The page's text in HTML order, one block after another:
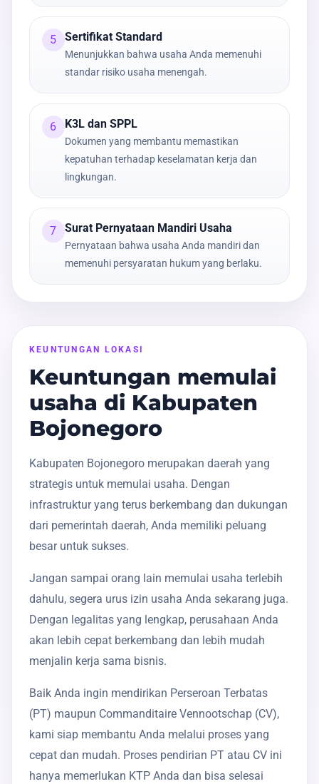
5 Sertifikat Standard
Menunjukkan bahwa usaha Anda memenuhi
standar risiko usaha menengah.
6 K3L dan SPPL
Dokumen yang membantu memastikan
kepatuhan terhadap keselamatan kerja dan
lingkungan.
7 Surat Pernyataan Mandiri Usaha
Pernyataan bahwa usaha Anda mandiri dan
memenuhi persyaratan hukum yang berlaku.
KEUNTUNGAN LOKASI
Keuntungan memulai
usaha di Kabupaten
Bojonegoro
Kabupaten Bojonegoro merupakan daerah yang
strategis untuk memulai usaha. Dengan
infrastruktur yang terus berkembang dan dukungan
dari pemerintah daerah, Anda memiliki peluang
besar untuk sukses.
Jangan sampai orang lain memulai usaha terlebih
dahulu, segera urus izin usaha Anda sekarang juga.
Dengan legalitas yang lengkap, perusahaan Anda
akan lebih cepat berkembang dan lebih mudah
menjalin kerja sama bisnis.
Baik Anda ingin mendirikan Perseroan Terbatas
(PT) maupun Commanditaire Vennootschap (CV),
kami siap membantu Anda melalui proses yang
cepat dan mudah. Proses pendirian PT atau CV ini
hanya memerlukan KTP Anda dan bisa selesai